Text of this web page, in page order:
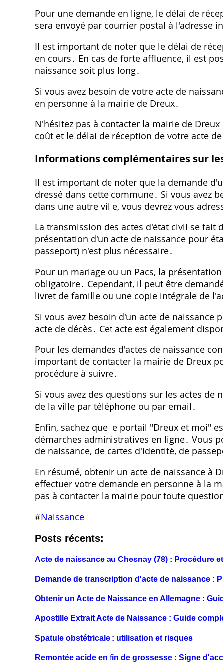
Pour une demande en ligne, le délai de
sera envoyé par courrier postal à l'adresse
Il est important de noter que le délai de
en cours․ En cas de forte affluence, il est
naissance soit plus long․
Si vous avez besoin de votre acte de
en personne à la mairie de Dreux․
N'hésitez pas à contacter la mairie de
coût et le délai de réception de votre acte
Informations complémentaires sur
Il est important de noter que la demande
dressé dans cette commune․ Si vous avez
dans une autre ville, vous devrez vous
La transmission des actes d'état civil se fait
présentation d'un acte de naissance pour
passeport) n'est plus nécessaire․
Pour un mariage ou un Pacs, la
obligatoire․ Cependant, il peut être
livret de famille ou une copie intégrale de
Si vous avez besoin d'un acte de naissance
acte de décès․ Cet acte est également
Pour les demandes d'actes de naissance
important de contacter la mairie de Dreux
procédure à suivre․
Si vous avez des questions sur les actes de
de la ville par téléphone ou par email․
Enfin, sachez que le portail "Dreux et moi"
démarches administratives en ligne․ Vous
de naissance, de cartes d'identité, de
En résumé, obtenir un acte de naissance à
effectuer votre demande en personne à la
pas à contacter la mairie pour toute
#Naissance
Posts récents:
Acte de naissance au Chesnay (78) : Procédure
Demande de transcription d'acte de naissance :
Obtenir un Acte de Naissance en Allemagne :
Apostille Extrait Acte de Naissance : Guide
Spatule obstétricale : utilisation et risques
Remontée acide en fin de grossesse : Signe